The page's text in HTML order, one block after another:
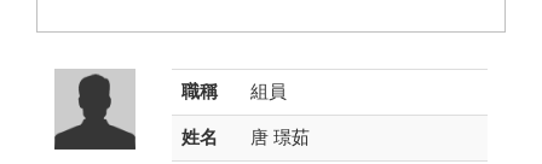
職稱 組員
姓名 唐 璟茹